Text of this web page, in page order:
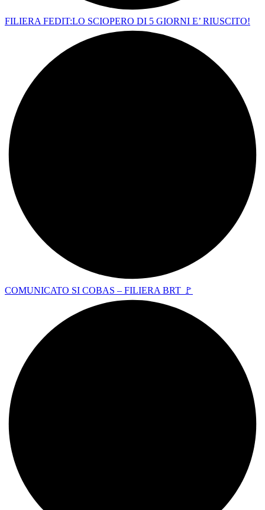
FILIERA FEDIT:LO SCIOPERO DI 5 GIORNI E’ RIUSCITO!
COMUNICATO SI COBAS – FILIERA BRT 🚩